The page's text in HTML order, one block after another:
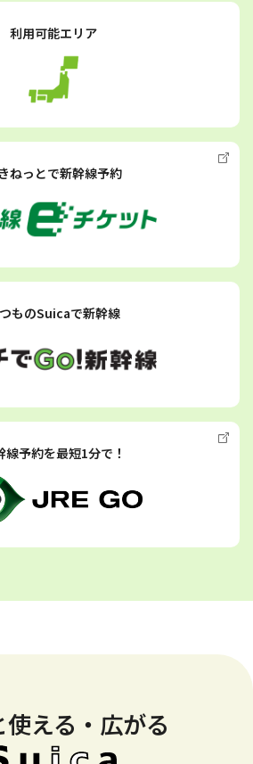
利用可能エリア
ねっとで新幹線予約
ものSuicaで新幹線
線予約を最短1分で！
使える・広がる